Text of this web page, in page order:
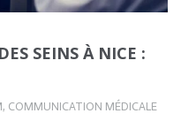
SEINS À NICE :
, COMMUNICATION MÉDICALE